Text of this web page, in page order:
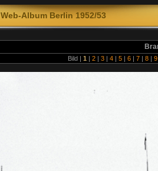
Web-Album Berlin 1952/53
Bild | 1 | 2 | 3 | 4 | 5 | 6 | 7 | 8 |